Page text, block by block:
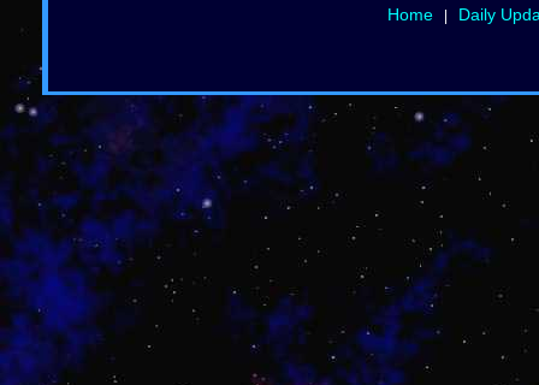
Home| Daily